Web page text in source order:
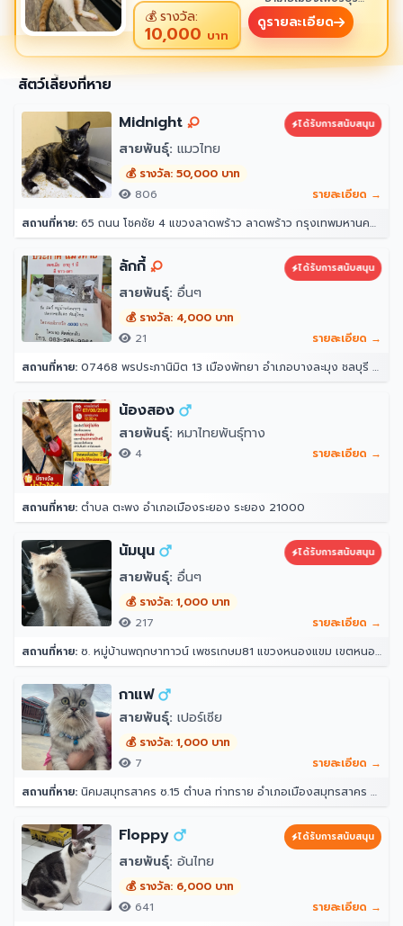
💰รางวัล:
10,000 บาท
เพชรบุรี 76100
ดูรายละเอียด
สัตว์เลี้ยงที่หาย
Midnight
ได้รับการสนับสนุน
สายพันธุ์: แมวไทย
💰 รางวัล: 50,000 บาท
806
รายละเอียด →
สถานที่หาย: 65 ถนน โชคชัย 4 แขวงลาดพร้าว ลาดพร้าว กรุงเทพมหานคร 10230
ลักกี้ ได้รับการสนับสนุน
สายพันธุ์: อื่นๆ
💰 รางวัล: 4,000 บาท
21
รายละเอียด →
สถานที่หาย: 07468 พรประภานิมิต 13 เมืองพัทยา อำเภอบางละมุง ชลบุรี 20150
น้องสอง
สายพันธุ์: หมาไทยพันธุ์ทาง
4 รายละเอียด →
สถานที่หาย: ตำบล ตะพง อำเภอเมืองระยอง ระยอง 21000
นัมนุน ได้รับการสนับสนุน
สายพันธุ์: อื่นๆ
💰 รางวัล: 1,000 บาท
217
รายละเอียด →
สถานที่หาย: ซ. หมู่บ้านพฤกษาทาวน์ เพชรเกษม81 แขวงหนองแขม เขตหนองแขม กรุงเทพมหานคร 10160
กาแฟ
สายพันธุ์: เปอร์เซีย
💰 รางวัล: 1,000 บาท
7
รายละเอียด →
สถานที่หาย: นิคมสมุทรสาคร ซ.15 ตำบล ท่าทราย อำเภอเมืองสมุทรสาคร สมุทรสาคร 74000
Floppy ได้รับการสนับสนุน
สายพันธุ์: อ้นไทย
💰 รางวัล: 6,000 บาท
641
รายละเอียด →